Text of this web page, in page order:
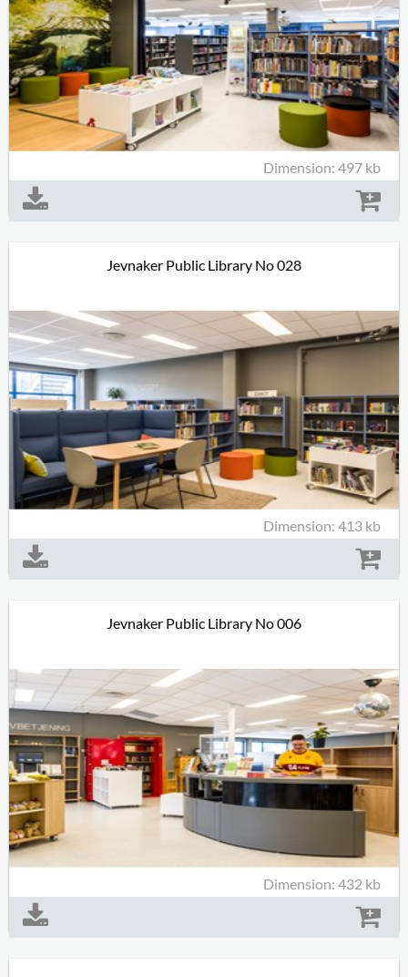
Dimension: 497 kb
Jevnaker Public Library No 028
Dimension: 413 kb
Jevnaker Public Library No 006
Dimension: 432 kb